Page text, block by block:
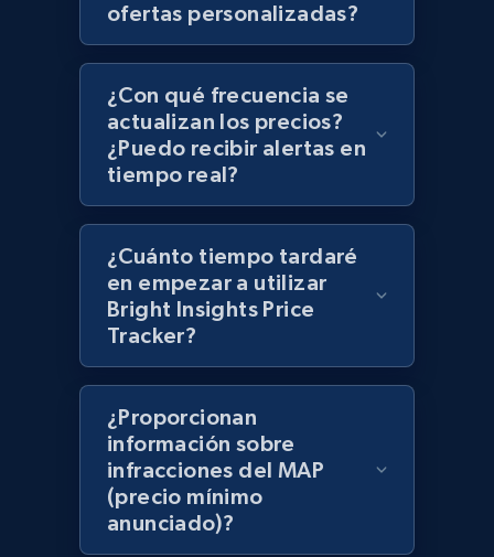
Best Buy products
URL, Product id, Title, Images, Final price,
Currency, Discount, Initial price, and more.
1.1K+ 149+ Comenzar ahora
Best Buy products - Collect data on
products using specified keywords
URL, Product id, Title, Images, Final price,
Currency, Discount, Initial price, and more.
Lazada - Products
URL, Title, Rating, Reviews, Initial price, Final
ofertas personalizadas?
¿Con qué frecuencia se
actualizan los precios?
¿Puedo recibir alertas en
tiempo real?
¿Cuánto tiempo tardaré
en empezar a utilizar
Bright Insights Price
Tracker?
¿Proporcionan
información sobre
infracciones del MAP
(precio mínimo
anunciado)?